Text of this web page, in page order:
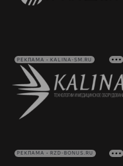
РЕКЛАМА • KALINA-SM.RU
РЕКЛАМА • RZD-BONUS.RU